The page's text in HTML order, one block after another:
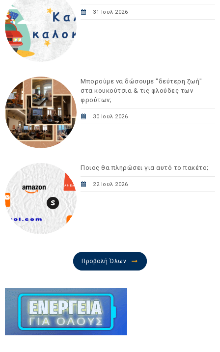
31 Ιουλ 2026
Μπορούμε να δώσουμε "δεύτερη ζωή"
στα κουκούτσια & τις φλούδες των
φρούτων;
30 Ιουλ 2026
Ποιος θα πληρώσει για αυτό το πακέτο;
22 Ιουλ 2026
Προβολή Όλων